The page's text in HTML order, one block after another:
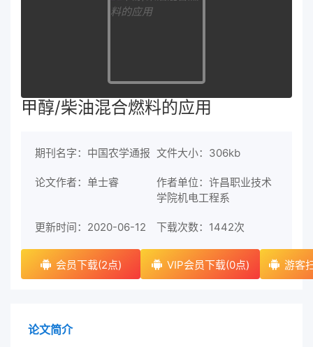
甲醇/柴油混合燃料的应用
期刊名字：中国农学通报 文件大小：306kb
论文作者：单士睿
作者单位：许昌职业技术
学院机电工程系
更新时间：2020-06-12 下载次数： 1442次
会员下载(2点) VIP会员下载(0点) 游客
论文简介